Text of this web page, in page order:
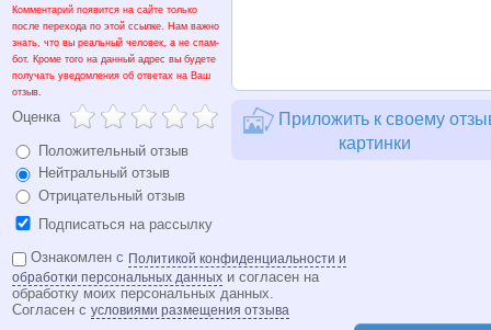
Комментарий появится на сайте только
после перехода по этой ссылке. Нам важно
знать, что вы реальный человек, а не спам-
бот. Кроме того на данный адрес вы будете
получать уведомления об ответах на Ваш
отзыв.
Оценка
Положительный отзыв
Нейтральный отзыв
Отрицательный отзыв
Подписаться на рассылку
Приложить к своему
картинки
Ознакомлен с Политикой конфиденциальности и
обработки персональных данных и согласен на
обработку моих персональных данных.
Согласен с условиями размещения отзыва